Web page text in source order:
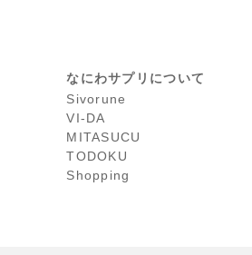
なにわサプリについて
Sivorune
VI-DA
MITASUCU
TODOKU
Shopping